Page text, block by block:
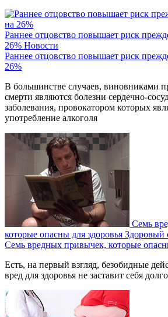
Раннее отцовство повышает риск
26% Новости
Раннее отцовство повышает риск
26%
В большинстве случаев, виновниками
смерти являются болезни сердечно-
заболевания, провокатором которых
употребление алкоголя
Семь
которые опасны для здоровья Здоровый
Семь вредных привычек, которые
Есть, на первый взгляд, безобидные
вред для здоровья не заставит себя